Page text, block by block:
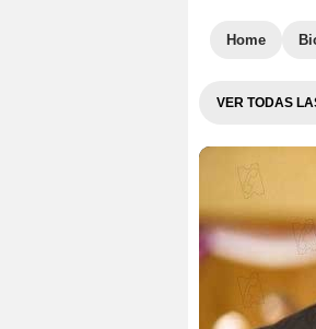
Home
VER TODAS